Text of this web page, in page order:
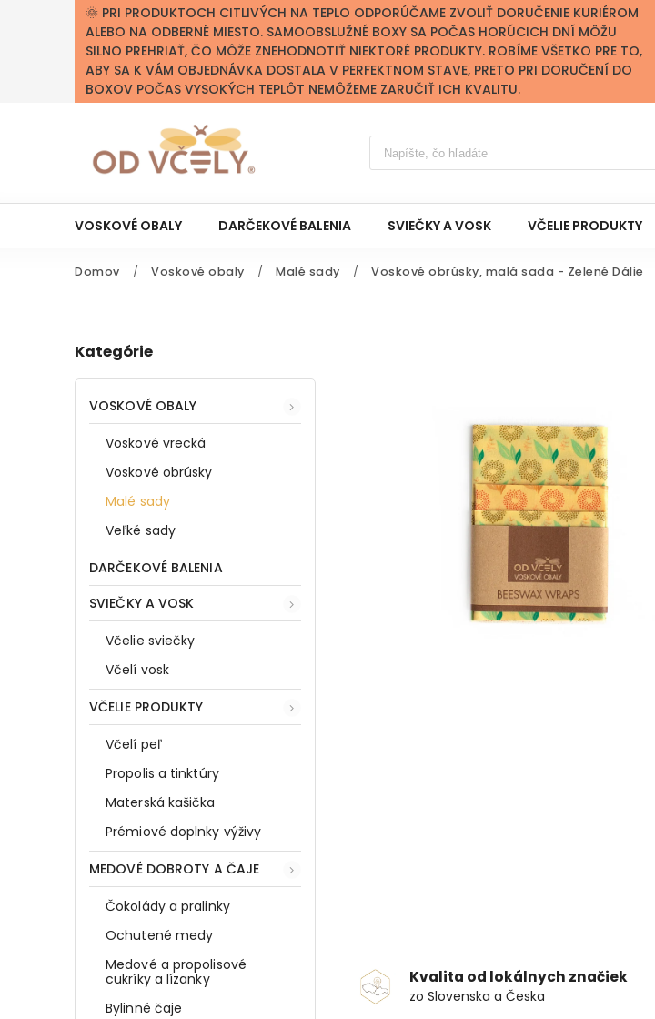
🌞 PRI PRODUKTOCH CITLIVÝCH NA TEPLO ODPORÚČAME ZVOLIŤ DORUČENIE KURIÉROM
ALEBO NA ODBERNÉ MIESTO. SAMOOBSLUŽNÉ BOXY SA POČAS HORÚCICH DNÍ MÔŽU
SILNO PREHRIAŤ, ČO MÔŽE ZNEHODNOTIŤ NIEKTORÉ PRODUKTY. ROBÍME VŠETKO PRE TO,
ABY SA K VÁM OBJEDNÁVKA DOSTALA V PERFEKTNOM STAVE, PRETO PRI DORUČENÍ DO
BOXOV POČAS VYSOKÝCH TEPLÔT NEMÔŽEME ZARUČIŤ ICH KVALITU.
VOSKOVÉ OBALY DARČEKOVÉ BALENIA SVIEČKY A VOSK VČELIE PRODUKTY
Domov / Voskové obaly / Malé sady / Voskové obrúsky, malá sada - Zelené Dálie
Kategórie
VOSKOVÉ OBALY
Voskové vrecká
Voskové obrúsky
Malé sady
Veľké sady
DARČEKOVÉ BALENIA
SVIEČKY A VOSK
Včelie sviečky
Včelí vosk
VČELIE PRODUKTY
Včelí peľ
Propolis a tinktúry
Materská kašička
Prémiové doplnky výživy
MEDOVÉ DOBROTY A ČAJE
Čokolády a pralinky
Ochutené medy
Medové a propolisové
cukríky a lízanky
Bylinné čaje
Kvalita od lokálnych značiek
zo Slovenska a Česka